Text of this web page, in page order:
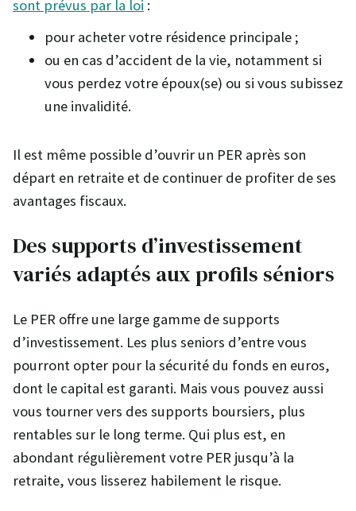
sont prévus par la loi :
pour acheter votre résidence principale ;
ou en cas d’accident de la vie, notamment si
vous perdez votre époux(se) ou si vous subissez
une invalidité.
Il est même possible d’ouvrir un PER après son
départ en retraite et de continuer de profiter de ses
avantages fiscaux.
Des supports d’investissement
variés adaptés aux profils séniors
Le PER offre une large gamme de supports
d’investissement. Les plus seniors d’entre vous
pourront opter pour la sécurité du fonds en euros,
dont le capital est garanti. Mais vous pouvez aussi
vous tourner vers des supports boursiers, plus
rentables sur le long terme. Qui plus est, en
abondant régulièrement votre PER jusqu’à la
retraite, vous lisserez habilement le risque.